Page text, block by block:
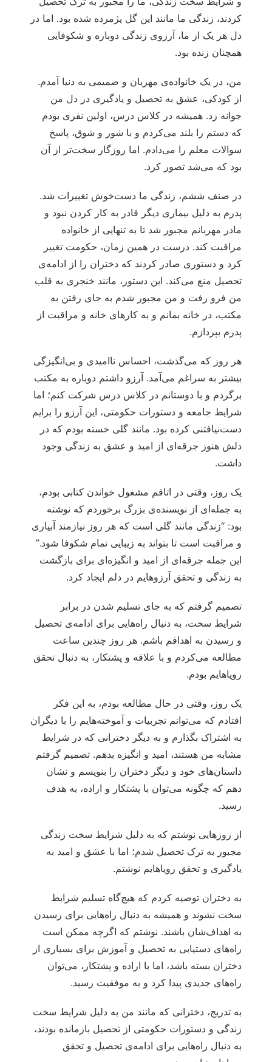
کردند، زندگی ما مانند این گل پژمرده شده بود. اما در
دل هر یک از ما، آرزوی زندگی دوباره و شکوفایی
همچنان زنده بود.
من، در یک خانواده‌ی مهربان و صمیمی به دنیا آمدم.
از کودکی، عشق به تحصیل و یادگیری در دل من
جوانه زد. همیشه در کلاس درس، اولین نفری بودم
که دستم را بلند می‌کردم و با شور و شوق، پاسخ
سوالات معلم را می‌دادم. اما روزگار سخت‌تر از آن
بود که می‌شد تصور کرد.
در صنف ششم، زندگی ما دست‌خوش تغییرات شد.
پدرم به دلیل بیماری دیگر قادر به کار کردن نبود و
مادر مهربانم مجبور شد تا به تنهایی از خانواده
مراقبت کند. درست در همین زمان، حکومت تغییر
کرد و دستوری صادر کردند که دختران را از ادامه‌ی
تحصیل منع می‌کند. این دستور، مانند خنجری به قلب
من فرو رفت و من مجبور شدم به جای رفتن به
مکتب، در خانه بمانم و به کارهای خانه و مراقبت از
پدرم بپردازم.
هر روز که می‌گذشت، احساس ناامیدی و بی‌انگیزگی
بیشتر به سراغم می‌آمد. آرزو داشتم دوباره به مکتب
برگردم و با دوستانم در کلاس درس شرکت کنم؛ اما
شرایط جامعه و دستورات حکومتی، این آرزو را برایم
دست‌نیافتنی کرده بود. مانند گلی خسته بودم که در
دلش هنوز جرقه‌ای از امید و عشق به زندگی وجود
داشت.
یک روز، وقتی در اتاقم مشغول خواندن کتابی بودم،
به جمله‌ای از نویسنده‌ی بزرگ برخوردم که نوشته
بود: “زندگی مانند گلی است که هر روز نیازمند آبیاری
و مراقبت است تا بتواند به زیبایی تمام شکوفا شود.”
این جمله جرقه‌ای از امید و انگیزه‌ای برای بازگشت
به زندگی و تحقق آرزوهایم در دلم ایجاد کرد.
تصمیم گرفتم که به جای تسلیم شدن در برابر
شرایط سخت، به دنبال راه‌هایی برای ادامه‌ی تحصیل
و رسیدن به اهدافم باشم. هر روز چندین ساعت
مطالعه می‌کردم و با علاقه و پشتکار، به دنبال تحقق
رویاهایم بودم.
یک روز، وقتی در حال مطالعه بودم، به این فکر
افتادم که می‌توانم تجربیات و آموخته‌هایم را با دیگران
به اشتراک بگذارم و به دیگر دخترانی که در شرایط
مشابه من هستند، امید و انگیزه بدهم. تصمیم گرفتم
داستان‌های خود و دیگر دختران را بنویسم و نشان
دهم که چگونه می‌توان با پشتکار و اراده، به هدف
رسید.
از روزهایی نوشتم که به دلیل شرایط سخت زندگی
مجبور به ترک تحصیل شدم؛ اما با عشق و امید به
یادگیری و تحقق رویاهایم نوشتم.
به دختران توصیه کردم که هیچ‌گاه تسلیم شرایط
سخت نشوند و همیشه به دنبال راه‌هایی برای رسیدن
به اهداف‌شان باشند. نوشتم که اگرچه ممکن است
راه‌های دستیابی به تحصیل و آموزش برای بسیاری از
دختران بسته باشد، اما با اراده و پشتکار، می‌توان
راه‌های جدیدی پیدا کرد و به موفقیت رسید.
به تدریج، دخترانی که مانند من به دلیل شرایط سخت
زندگی و دستورات حکومتی از تحصیل بازمانده بودند،
به دنبال راه‌هایی برای ادامه‌ی تحصیل و تحقق